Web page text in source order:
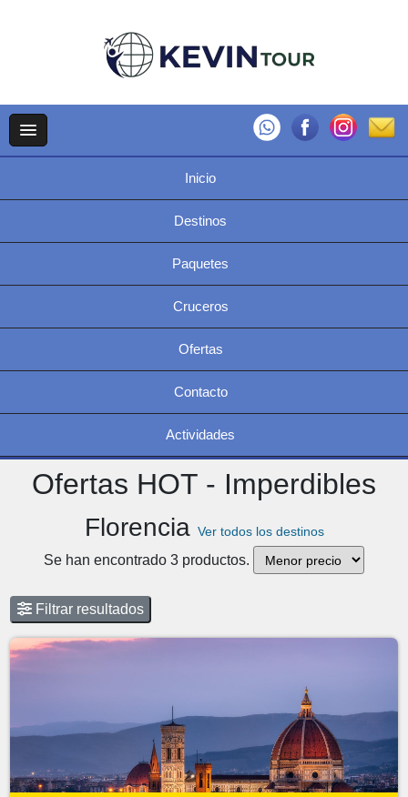
Inicio
Destinos
Paquetes
Cruceros
Ofertas
Contacto
Actividades
Ofertas HOT - Imperdibles
Florencia Ver todos los destinos
Se han encontrado 3 productos.
Filtrar resultados